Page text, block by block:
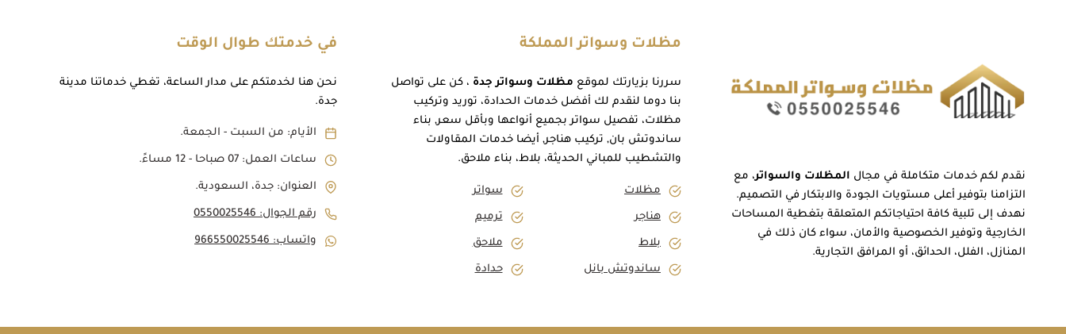
نقدم لكم خدمات متكاملة في مجال المظلات والسواتر، مع
التزامنا بتوفير أعلى مستويات الجودة والابتكار في التصميم.
نهدف إلى تلبية كافة احتياجاتكم المتعلقة بتغطية المساحات
الخارجية وتوفير الخصوصية والأمان، سواء كان ذلك في
المنازل، الفلل، الحدائق، أو المرافق التجارية.
مظلات وسواتر المملكة
سررنا بزيارتك لموقع مظلات وسواتر جدة ، كن على تواصل
بنا دوما لنقدم لك أفضل خدمات الحدادة، توريد وتركيب
مظلات، تفصيل سواتر بجميع أنواعها وبأقل سعر, بناء
ساندوتش بان, تركيب هناجر, أيضا خدمات المقاولات
والتشطيب للمباني الحديثة، بلاط، بناء ملاحق.
مظلات سواتر
هناجر ترميم
بلاط ملاحق
ساندوتش بانل حدادة
في خدمتك طوال الوقت
نحن هنا لخدمتكم على مدار الساعة، تغطي خدماتنا مدينة
جدة.
الأيام: من السبت - الجمعة.
ساعات العمل: 07 صباحا - 12 مساءً.
العنوان: جدة، السعودية.
رقم الجوال: 0550025546
واتساب: 966550025546